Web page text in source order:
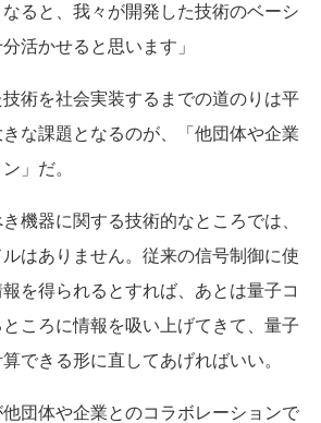
ると、我々が開発した技術のベーシ
活かせると思います」
術を社会実装するまでの道のりは平
な課題となるのが、「他団体や企業
」だ。
機器に関する技術的なところでは、
はありません。従来の信号制御に使
を得られるとすれば、あとは量子コ
ころに情報を吸い上げてきて、量子
できる形に直してあげればいい。
団体や企業とのコラボレーションで